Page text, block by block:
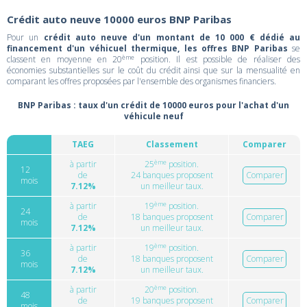
Crédit auto neuve 10000 euros BNP Paribas
Pour un crédit auto neuve d'un montant de 10 000 € dédié au
financement d'un véhicuel thermique, les offres BNP Paribas se
classent en moyenne en 20ème
position. Il est possible de réaliser des
économies substantielles sur le coût du crédit ainsi que sur la mensualité en
comparant les offres proposées par l'ensemble des organismes financiers.
BNP Paribas : taux d'un crédit de 10000 euros pour l'achat d'un
véhicule neuf
TAEG Classement Comparer
12
mois
à partir
de
7.12%
25ème position.
24 banques proposent
un meilleur taux.
Comparer
24
mois
à partir
de
7.12%
19ème position.
18 banques proposent
un meilleur taux.
Comparer
36
mois
à partir
de
7.12%
19ème position.
18 banques proposent
un meilleur taux.
Comparer
48
à partir
de
20ème position.
19 banques proposent
Comparer